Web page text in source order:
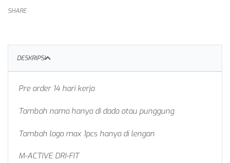
SHARE
DESKRIPSI
Pre order 14 hari kerja
Tambah nama hanya di dada atau punggung
Tambah logo max 1pcs hanya di lengan
M-ACTIVE DRI-FIT